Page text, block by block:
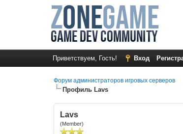
Приветствуем, Гость! Вход
Форум администраторов игровых серверов
Профиль Lavs
Lavs
(Member)